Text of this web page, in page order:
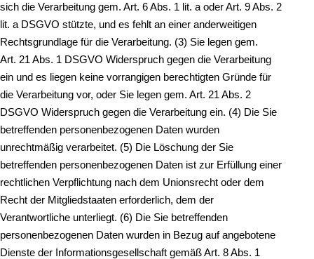
sich die Verarbeitung gem. Art. 6 Abs. 1 lit. a oder Art. 9 Abs. 2
lit. a DSGVO stützte, und es fehlt an einer anderweitigen
Rechtsgrundlage für die Verarbeitung. (3) Sie legen gem.
Art. 21 Abs. 1 DSGVO Widerspruch gegen die Verarbeitung
ein und es liegen keine vorrangigen berechtigten Gründe für
die Verarbeitung vor, oder Sie legen gem. Art. 21 Abs. 2
DSGVO Widerspruch gegen die Verarbeitung ein. (4) Die Sie
betreffenden personenbezogenen Daten wurden
unrechtmäßig verarbeitet. (5) Die Löschung der Sie
betreffenden personenbezogenen Daten ist zur Erfüllung einer
rechtlichen Verpflichtung nach dem Unionsrecht oder dem
Recht der Mitgliedstaaten erforderlich, dem der
Verantwortliche unterliegt. (6) Die Sie betreffenden
personenbezogenen Daten wurden in Bezug auf angebotene
Dienste der Informationsgesellschaft gemäß Art. 8 Abs. 1